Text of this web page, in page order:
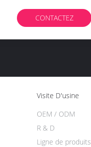
CONTACTEZ
Visite D'usine
Ligne de produits
OEM / ODM
R & D